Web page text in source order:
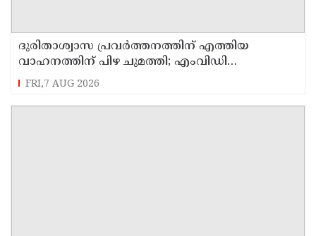
ദുരിതാശ്വാസ പ്രവർത്തനത്തിന് എത്തിയ
വാഹനത്തിന് പിഴ ചുമത്തി; എംവിഡി
ഉദ്യോഗസ്ഥന് സസ്പെൻഷൻ
FRI,7 AUG 2026